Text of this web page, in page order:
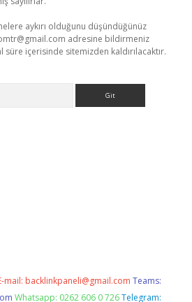
aykırı olduğunu düşündüğünüz
adresine bildirmeniz
içerisinde sitemizden kaldırılacaktır.
mail: backlinkpaneli@gmail.com Teams:
Whatsapp: 0262 606 0 726 Telegram: